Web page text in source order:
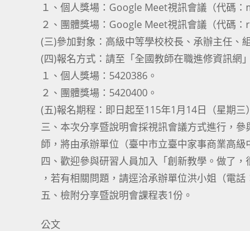
１、個人獎場：Google Meet視訊會議（代碼
２、團體獎場：Google Meet視訊會議（代碼：
(三)參加對象：高級中等學校校長、承辦主任、
(四)報名方式：請至「全國教師在職進修資訊
１、個人獎場：5420386。
２、團體獎場：5420400。
(五)報名期程：即日起至115年1月14日（星期三
三、本次分享暨說明會採視訊會議方式進行，
師，將由承辦單位（臺中市立臺中家事商業高級
四、歡迎參與研習人員加入「創新教學。做了
，若有相關問題，請逕洽承辦單位洪小姐（電
五、檢附分享暨說明會課程表1份。
公文